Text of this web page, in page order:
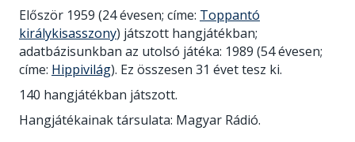
Először 1959 (24 évesen; címe: Toppantó
királykisasszony) játszott hangjátékban;
adatbázisunkban az utolsó játéka: 1989 (54 évesen;
címe: Hippivilág). Ez összesen 31 évet tesz ki.
140 hangjátékban játszott.
Hangjátékainak társulata: Magyar Rádió.